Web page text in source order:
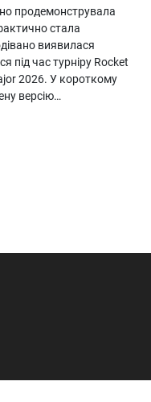
продемонструвала
стала
виявилася
під час турніру Rocket
2026. У короткому
версію…